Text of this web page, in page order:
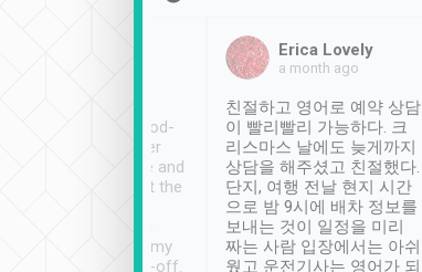
service, vehicles in good-
condition and the driver
service was awesome and
thoughtful. Driver went the
have safely arrived at my
destination after drop-off.
Erica Lovely
a month ago
친절하고 영어로 예약 상담
이 빨리빨리 가능하다. 크
리스마스 날에도 늦게까지
상담을 해주셨고 친절했다.
단지, 여행 전날 현지 시간
으로 밤 9시에 배차 정보를
보내는 것이 일정을 미리
짜는 사람 입장에서는 아쉬
웠고 운전기사는 영어가 되